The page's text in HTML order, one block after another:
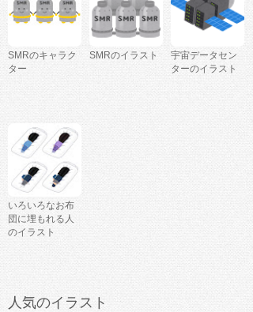
SMRのキャラク
ター
SMRのイラスト
宇宙データセン
ターのイラスト
いろいろなお布
団に埋もれる人
のイラスト
人気のイラスト